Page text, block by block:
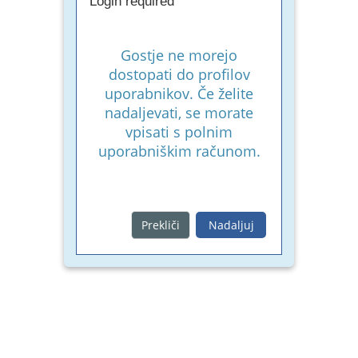
Gostje ne morejo
dostopati do profilov
uporabnikov. Če želite
nadaljevati, se morate
vpisati s polnim
uporabniškim računom.
Prekliči Nadaljuj